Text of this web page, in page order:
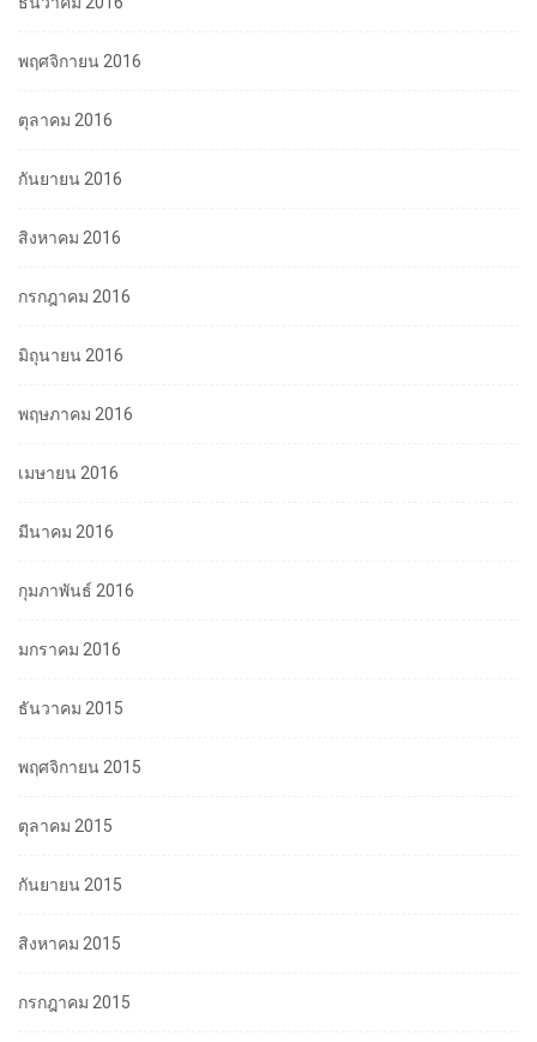
พฤศจิกายน 2016
ตุลาคม 2016
กันยายน 2016
สิงหาคม 2016
กรกฎาคม 2016
มิถุนายน 2016
พฤษภาคม 2016
เมษายน 2016
มีนาคม 2016
กุมภาพันธ์ 2016
มกราคม 2016
ธันวาคม 2015
พฤศจิกายน 2015
ตุลาคม 2015
กันยายน 2015
สิงหาคม 2015
กรกฎาคม 2015